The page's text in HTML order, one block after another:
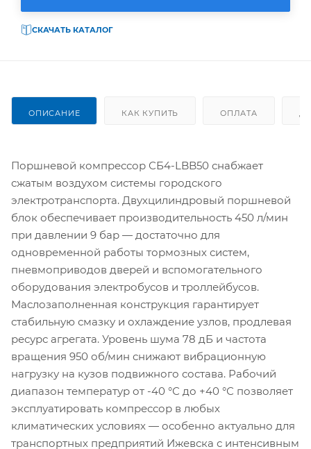
СКАЧАТЬ КАТАЛОГ
ОПИСАНИЕ КАК КУПИТЬ ОПЛАТА
Поршневой компрессор СБ4-LBB50 снабжает
сжатым воздухом системы городского
электротранспорта. Двухцилиндровый поршневой
блок обеспечивает производительность 450 л/мин
при давлении 9 бар — достаточно для
одновременной работы тормозных систем,
пневмоприводов дверей и вспомогательного
оборудования электробусов и троллейбусов.
Маслозаполненная конструкция гарантирует
стабильную смазку и охлаждение узлов, продлевая
ресурс агрегата. Уровень шума 78 дБ и частота
вращения 950 об/мин снижают вибрационную
нагрузку на кузов подвижного состава. Рабочий
диапазон температур от -40 °С до +40 °С позволяет
эксплуатировать компрессор в любых
климатических условиях — особенно актуально для
транспортных предприятий Ижевска с интенсивным